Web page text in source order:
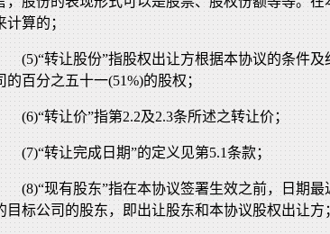
计算的；
(5)“转让股份”指股权出让方根据本协议的条件
的百分之五十一(51%)的股权；
(6)“转让价”指第2.2及2.3条所述之转让价；
(7)“转让完成日期”的定义见第5.1条款；
(8)“现有股东”指在本协议签署生效之前，日期
目标公司的股东，即出让股东和本协议股权出让方